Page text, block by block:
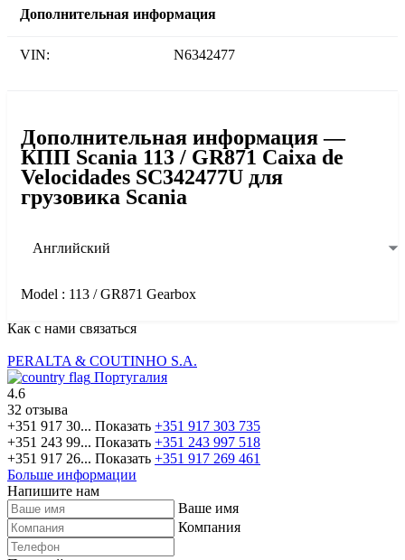
Дополнительная информация
VIN: N6342477
Дополнительная информация —
КПП Scania 113 / GR871 Caixa de
Velocidades SC342477U для
грузовика Scania
Английский
Model : 113 / GR871 Gearbox
Как с нами связаться
PERALTA & COUTINHO S.A.
Португалия
4.6
32 отзыва
+351 917 30... Показать +351 917 303 735
+351 243 99... Показать +351 243 997 518
+351 917 26... Показать +351 917 269 461
Больше информации
Напишите нам
Ваше имя
Компания